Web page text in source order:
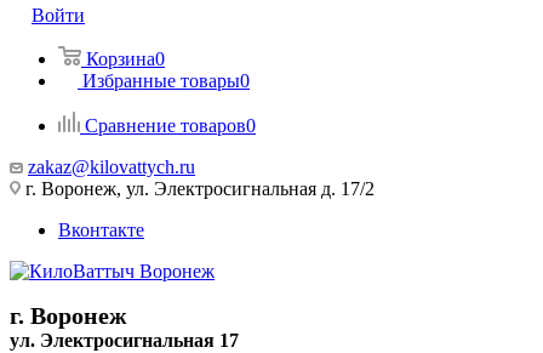
Войти
Корзина0
Избранные товары0
Сравнение товаров0
zakaz@kilovattych.ru
г. Воронеж, ул. Электросигнальная д. 17/2
Вконтакте
г. Воронеж
ул. Электросигнальная 17